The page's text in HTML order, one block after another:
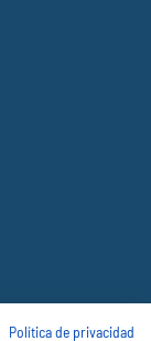
Política de privacidad